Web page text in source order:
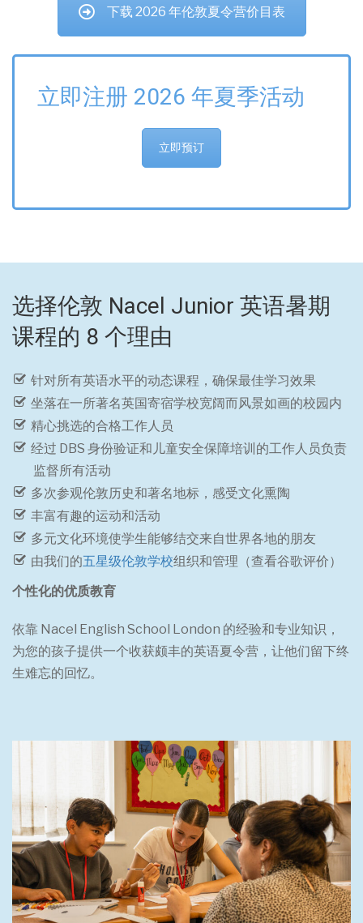
下载 2026 年伦敦夏令营价目表
立即注册 2026 年夏季活动
立即预订
选择伦敦 Nacel Junior 英语暑期
课程的 8 个理由
针对所有英语水平的动态课程，确保最佳学习效果
坐落在一所著名英国寄宿学校宽阔而风景如画的校园内
精心挑选的合格工作人员
经过 DBS 身份验证和儿童安全保障培训的工作人员负责
监督所有活动
多次参观伦敦历史和著名地标，感受文化熏陶
丰富有趣的运动和活动
多元文化环境使学生能够结交来自世界各地的朋友
由我们的五星级伦敦学校组织和管理（查看谷歌评价）
个性化的优质教育
依靠 Nacel English School London 的经验和专业知识，
为您的孩子提供一个收获颇丰的英语夏令营，让他们留下终
生难忘的回忆。